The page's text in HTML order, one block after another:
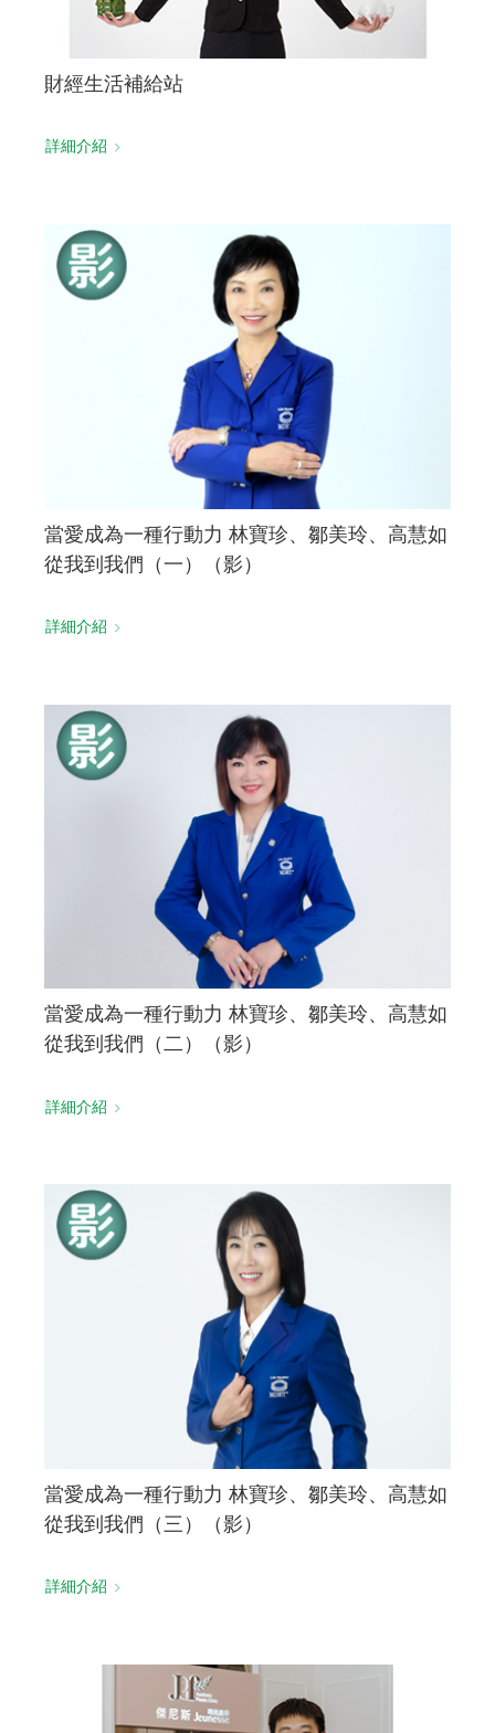
財經生活補給站
詳細介紹
當愛成為一種行動力 林寶珍、鄒美玲、高慧如
從我到我們（一）（影）
詳細介紹
當愛成為一種行動力 林寶珍、鄒美玲、高慧如
從我到我們（二）（影）
詳細介紹
當愛成為一種行動力 林寶珍、鄒美玲、高慧如
從我到我們（三）（影）
詳細介紹